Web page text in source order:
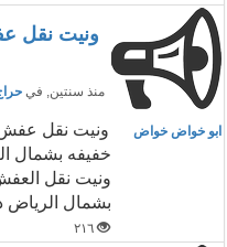
ونيت نقل عفش
منذ سنتين, في
ابو خواض خواض
‏ونيت نقل
خفيفه بشمال
ونيت نقل
بشمال
٢١٦